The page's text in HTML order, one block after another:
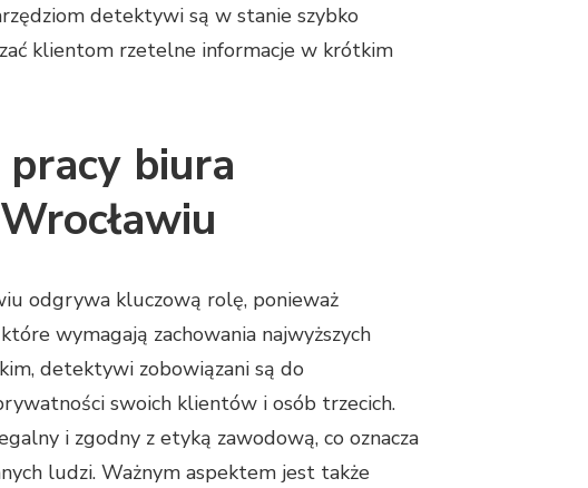
detektywi są w stanie szybko
klientom rzetelne informacje w krótkim
biura
odgrywa kluczową rolę, ponieważ
wymagają zachowania najwyższych
detektywi zobowiązani są do
swoich klientów i osób trzecich.
i zgodny z etyką zawodową, co oznacza
ludzi. Ważnym aspektem jest także